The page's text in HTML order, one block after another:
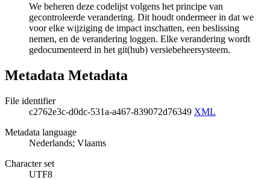
We beheren deze codelijst volgens het principe van
gecontroleerde verandering. Dit houdt ondermeer in dat we
voor elke wijziging de impact inschatten, een beslissing
nemen, en de verandering loggen. Elke verandering wordt
gedocumenteerd in het git(hub) versiebeheersysteem.
Metadata Metadata
File identifier
c2762e3c-d0dc-531a-a467-839072d76349 XML
Metadata language
Nederlands; Vlaams
Character set
UTF8